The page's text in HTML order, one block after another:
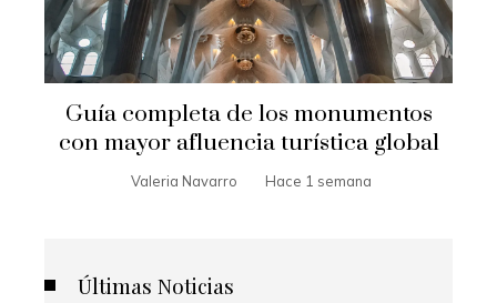
Guía completa de los monumentos
con mayor afluencia turística global
Valeria Navarro Hace 1 semana
Últimas Noticias